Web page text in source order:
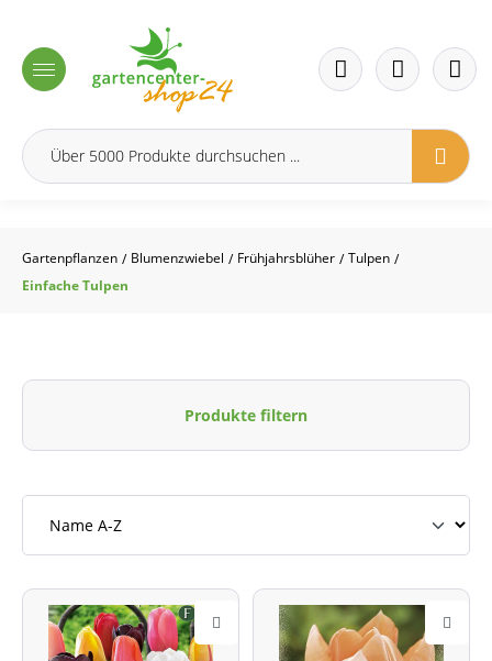
Gartenpflanzen / Blumenzwiebel / Frühjahrsblüher / Tulpen /
Einfache Tulpen
Produkte filtern